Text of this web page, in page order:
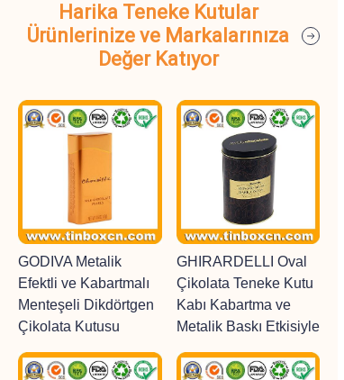
Harika Teneke Kutular
Ürünlerinize ve Markalarınıza
Değer Katıyor
GODIVA Metalik
Efektli ve Kabartmalı
Menteşeli Dikdörtgen
Çikolata Kutusu
GHIRARDELLI Oval
Çikolata Teneke Kutu
Kabı Kabartma ve
Metalik Baskı Etkisiyle